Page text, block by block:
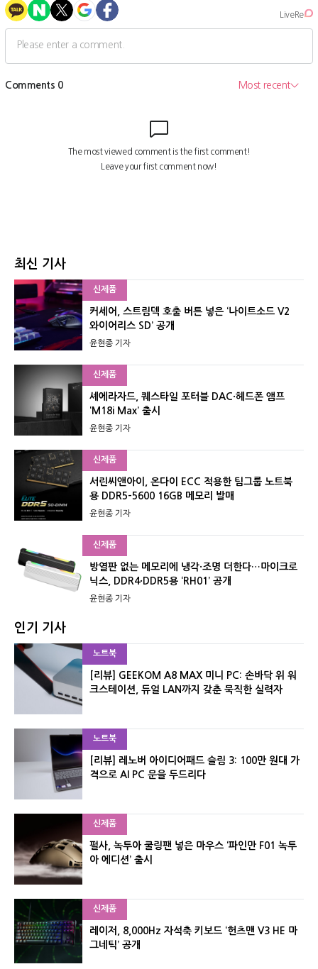
최신 기사
신제품
커세어, 스트림덱 호출 버튼 넣은 ‘나이트소드 V2
와이어리스 SD’ 공개
윤현종 기자
신제품
셰에라자드, 퀘스타일 포터블 DAC·헤드폰 앰프
‘M18i Max’ 출시
윤현종 기자
신제품
서린씨앤아이, 온다이 ECC 적용한 팀그룹 노트북
용 DDR5-5600 16GB 메모리 발매
윤현종 기자
신제품
방열판 없는 메모리에 냉각·조명 더한다…마이크로
닉스, DDR4·DDR5용 ‘RH01’ 공개
윤현종 기자
인기 기사
노트북
[리뷰] GEEKOM A8 MAX 미니 PC: 손바닥 위 워
크스테이션, 듀얼 LAN까지 갖춘 묵직한 실력자
노트북
[리뷰] 레노버 아이디어패드 슬림 3: 100만 원대 가
격으로 AI PC 문을 두드리다
신제품
펄사, 녹투아 쿨링팬 넣은 마우스 ‘파인만 F01 녹투
아 에디션’ 출시
신제품
레이저, 8,000Hz 자석축 키보드 ‘헌츠맨 V3 HE 마
그네틱’ 공개